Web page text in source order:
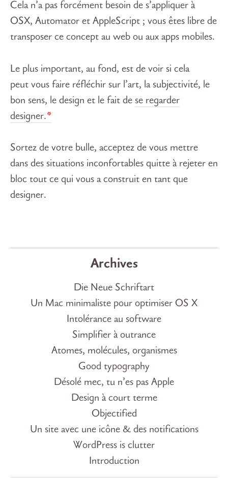
Cela n’a pas forcément besoin de s’appliquer à
OSX, Automator et AppleScript ; vous êtes libre de
transposer ce concept au web ou aux apps mobiles.
Le plus important, au fond, est de voir si cela
peut vous faire réfléchir sur l’art, la subjectivité, le
bon sens, le design et le fait de se regarder
designer.
Sortez de votre bulle, acceptez de vous mettre
dans des situations inconfortables quitte à rejeter en
bloc tout ce qui vous a construit en tant que
designer.
Archives
Die Neue Schriftart
Un Mac minimaliste pour optimiser OS X
Intolérance au software
Simplifier à outrance
Atomes, molécules, organismes
Good typography
Désolé mec, tu n’es pas Apple
Design à court terme
Objectified
Un site avec une icône & des notifications
WordPress is clutter
Introduction